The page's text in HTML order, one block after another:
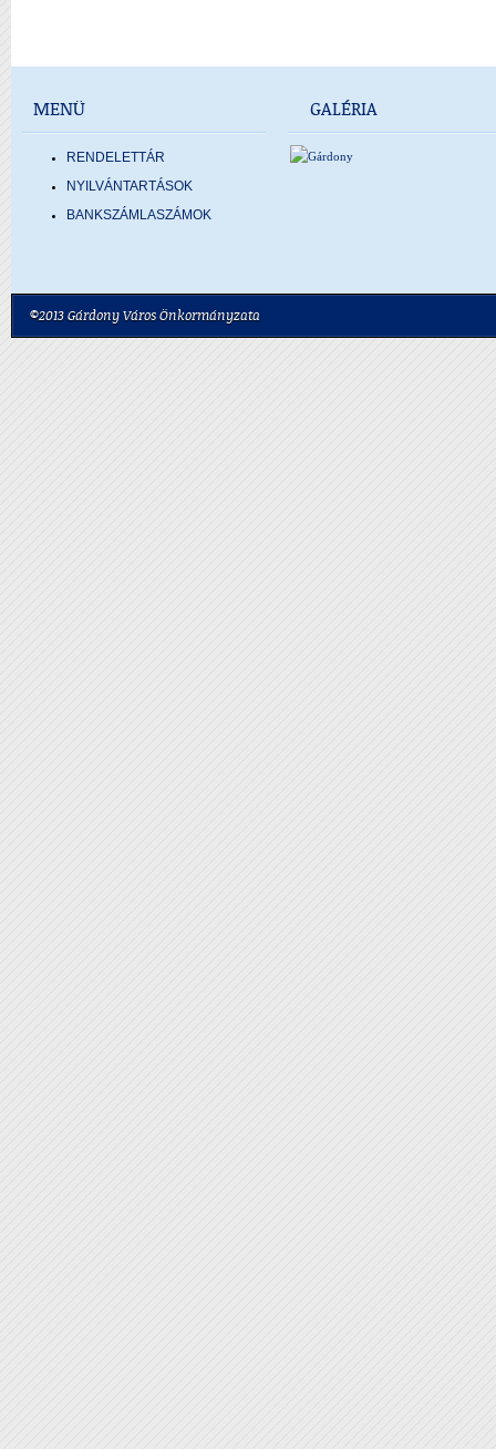
MENÜ
RENDELETTÁR
NYILVÁNTARTÁSOK
BANKSZÁMLASZÁMOK
GALÉRIA
©2013 Gárdony Város Önkormányzata